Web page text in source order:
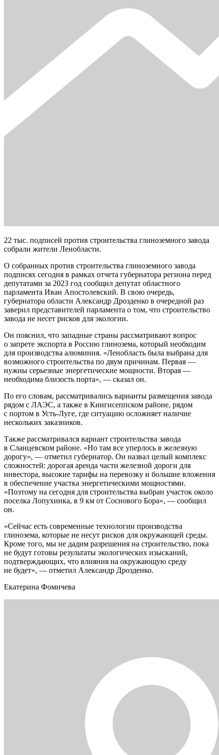
22 тыс. подписей против строительства глиноземного завода
собрали жители Ленобласти.
О собранных против строительства глиноземного завода
подписях сегодня в рамках отчета губернатора региона перед
депутатами за 2023 год сообщил депутат областного
парламента Иван Апостолевский. В свою очередь,
губернатора области Александр Дрозденко в очередной раз
заверил представителей парламента о том, что строительство
завода не несет рисков для экологии.
Он пояснил, что западные страны рассматривают вопрос
о запрете экспорта в Россию глинозема, который необходим
для производства алюминия. «Ленобласть была выбрана для
возможного строительства по двум причинам. Первая —
нужны серьезные энергетические мощности. Вторая —
необходима близость порта», — сказал он.
По его словам, рассматривались варианты размещения завода
рядом с ЛАЭС, а также в Кингисеппском районе, рядом
с портом в Усть-Луге, где ситуацию осложняет наличие
нескольких заказников.
Также рассматривался вариант строительства завода
в Сланцевском районе. «Но там все уперлось в железную
дорогу», — отметил губернатор. Он назвал целый комплекс
сложностей: дорогая аренда части железной дороги для
инвестора, высокие тарифы на перевозку и большие вложения
в обеспечение участка энергетическими мощностями.
«Поэтому на сегодня для строительства выбран участок около
поселка Лопухинка, в 9 км от Соснового Бора», — сообщил
он.
«Сейчас есть современные технологии производства
глинозема, которые не несут рисков для окружающей среды.
Кроме того, мы не дадим разрешения на строительство, пока
не будут готовы результаты экологических изысканий,
подтверждающих, что влияния на окружающую среду
не будет», — отметил Александр Дрозденко.
Екатерина Фомичева